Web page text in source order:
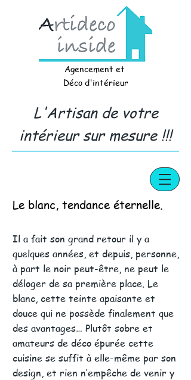
Agencement et
Déco d'intérieur
L'Artisan de votre
intérieur sur mesure !!!
Le blanc, tendance éternelle.
Il a fait son grand retour il y a
quelques années, et depuis, personne,
à part le noir peut-être, ne peut le
déloger de sa première place. Le
blanc, cette teinte apaisante et
douce qui ne possède finalement que
des avantages… Plutôt sobre et
amateurs de déco épurée cette
cuisine se suffit à elle-même par son
design, et rien n’empêche de venir y